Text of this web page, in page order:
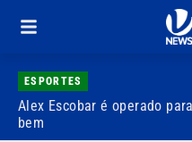
ESPORTES
Alex Escobar é operado
bem